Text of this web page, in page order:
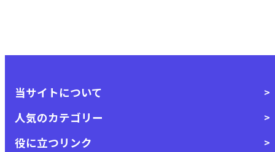
当サイトについて
人気のカテゴリー
役に立つリンク